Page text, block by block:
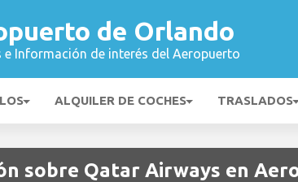
de Orlando
e Información de interés del Aeropuerto
ALQUILER DE COCHES TRASLADOS
sobre Qatar Airways en